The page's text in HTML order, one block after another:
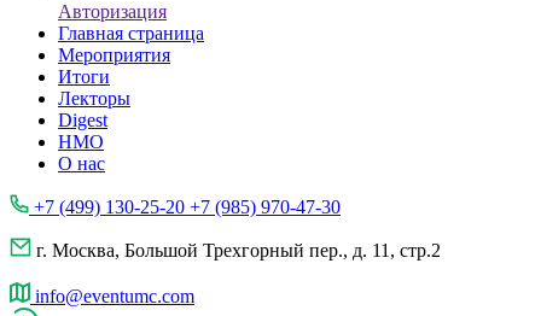
Авторизация
Главная страница
Мероприятия
Итоги
Лекторы
Digest
НМО
О нас
+7 (499) 130-25-20 +7 (985) 970-47-30
г. Москва, Большой Трехгорный пер., д. 11, стр.2
info@eventumc.com